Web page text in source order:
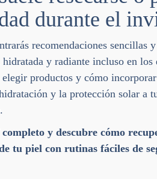
durante el
recomendaciones sencillas
y radiante incluso en los
productos y cómo
y la protección solar a
completo y descubre cómo
tu piel con rutinas fáciles de